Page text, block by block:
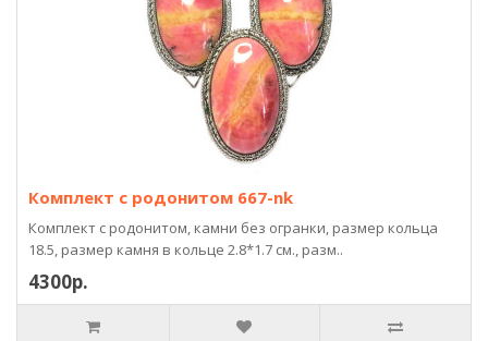
Комплект с родонитом 667-nk
Комплект с родонитом, камни без огранки, размер кольца
18.5, размер камня в кольце 2.8*1.7 см., разм..
4300р.